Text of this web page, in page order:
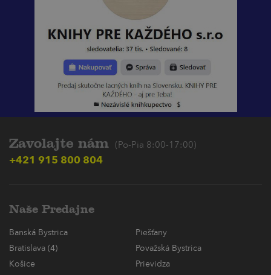
Zavolajte nám (Po-Pia 8:00-17:00)
+421 915 800 804
Naše Predajne
Banská Bystrica
Piešťany
Bratislava (4)
Považská Bystrica
Košice
Prievidza